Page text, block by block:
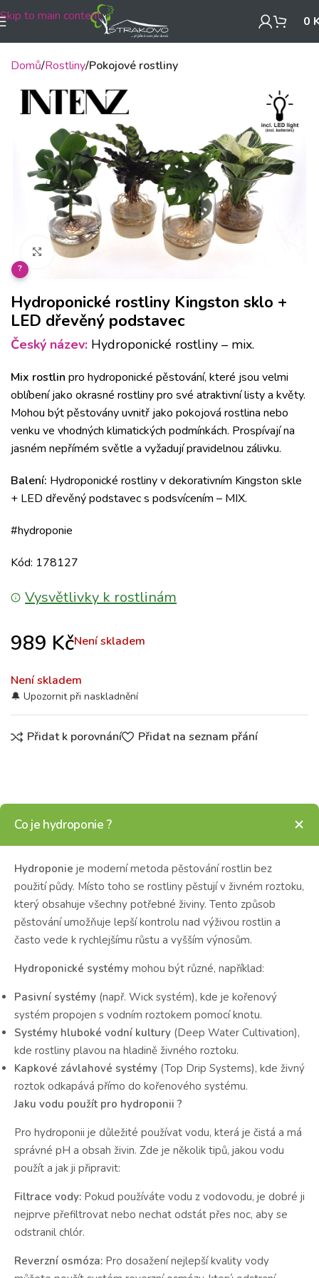
Skip to main content 0
Domů Rostliny Pokojové rostliny
Klikněte pro zvětšení
?
Hydroponické rostliny Kingston sklo +
LED dřevěný podstavec
Český název: Hydroponické rostliny – mix.
Mix rostlin pro hydroponické pěstování, které jsou velmi
oblíbení jako okrasné rostliny pro své atraktivní listy a květy.
Mohou být pěstovány uvnitř jako pokojová rostlina nebo
venku ve vhodných klimatických podmínkách. Prospívají na
jasném nepřímém světle a vyžadují pravidelnou zálivku.
Balení: Hydroponické rostliny v dekorativním Kingston skle
+ LED dřevěný podstavec s podsvícením – MIX.
#hydroponie
Kód: 178127
Vysvětlivky k rostlinám
989 KčNení skladem
Není skladem
Přidat k porovnání Přidat na seznam přání
Co je hydroponie ?
Hydroponie je moderní metoda pěstování rostlin bez
použití půdy. Místo toho se rostliny pěstují v živném roztoku,
který obsahuje všechny potřebné živiny. Tento způsob
pěstování umožňuje lepší kontrolu nad výživou rostlin a
často vede k rychlejšímu růstu a vyšším výnosům.
Hydroponické systémy mohou být různé, například:
Pasivní systémy (např. Wick systém), kde je kořenový
systém propojen s vodním roztokem pomocí knotu.
Systémy hluboké vodní kultury (Deep Water Cultivation),
kde rostliny plavou na hladině živného roztoku.
Kapkové závlahové systémy (Top Drip Systems), kde živný
roztok odkapává přímo do kořenového systému.
Jaku vodu použít pro hydroponii ?
Pro hydroponii je důležité používat vodu, která je čistá a má
správné pH a obsah živin. Zde je několik tipů, jakou vodu
použít a jak ji připravit:
Filtrace vody: Pokud používáte vodu z vodovodu, je dobré ji
nejprve přefiltrovat nebo nechat odstát přes noc, aby se
odstranil chlór.
Reverzní osmóza: Pro dosažení nejlepší kvality vody